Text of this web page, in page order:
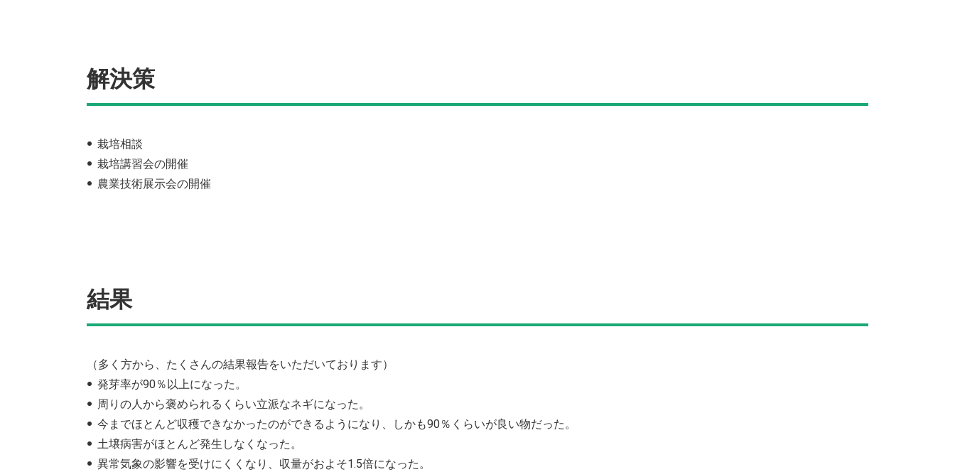
解決策
栽培相談
栽培講習会の開催
農業技術展示会の開催
結果
（多く方から、たくさんの結果報告をいただいております）
発芽率が90％以上になった。
周りの人から褒められるくらい立派なネギになった。
今までほとんど収穫できなかったのができるようになり、しかも90％くらいが良い物だった。
土壌病害がほとんど発生しなくなった。
異常気象の影響を受けにくくなり、収量がおよそ1.5倍になった。